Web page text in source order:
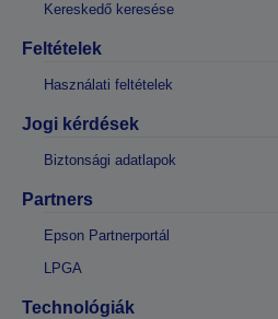
Kereskedő keresése
Feltételek
Használati feltételek
Jogi kérdések
Biztonsági adatlapok
Partners
Epson Partnerportál
LPGA
Technológiák